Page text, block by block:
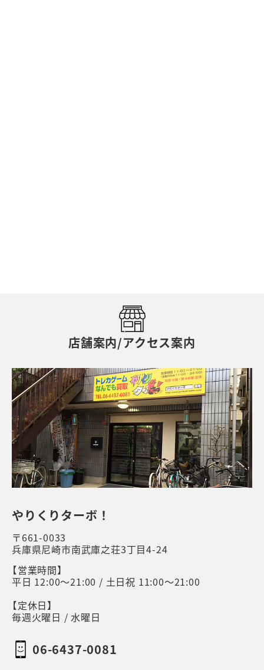
店舗案内/アクセス案内
やりくりターボ！
〒661-0033
兵庫県尼崎市南武庫之荘3丁目4-24
【営業時間】
平日 12:00～21:00 / 土日祝 11:00～21:00
【定休日】
毎週火曜日 / 水曜日
06-6437-0081